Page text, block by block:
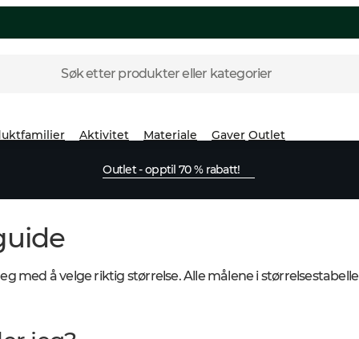
Søk etter produkter eller kategorier
Aktivitet Materiale Gaver Outlet
Outlet - opptil 70 % rabatt!
med å velge riktig størrelse. Alle målene i